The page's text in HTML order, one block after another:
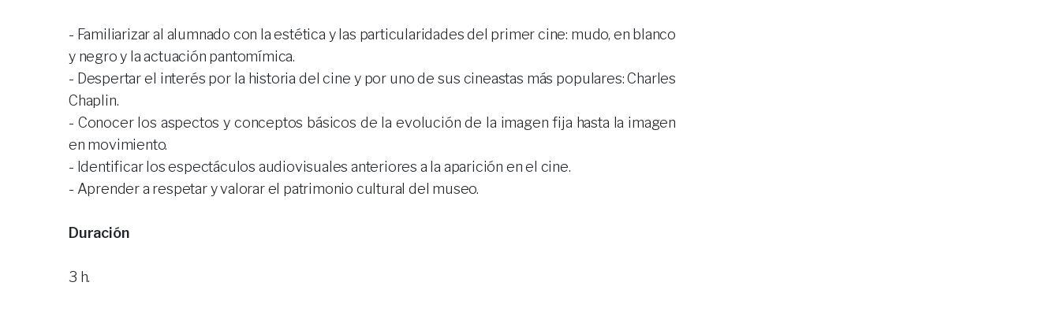
- Familiarizar al alumnado con la estética y las particularidades del primer cine: mudo, en blanco
y negro y la actuación pantomímica.
- Despertar el interés por la historia del cine y por uno de sus cineastas más populares: Charles
Chaplin.
- Conocer los aspectos y conceptos básicos de la evolución de la imagen fija hasta la imagen
en movimiento.
- Identificar los espectáculos audiovisuales anteriores a la aparición en el cine.
- Aprender a respetar y valorar el patrimonio cultural del museo.
Duración
3 h.